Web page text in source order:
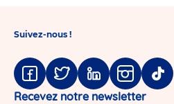
Suivez-nous !
Facebook
TwitterLinkedinInstagram
Tiktok
Recevez notre newsletter